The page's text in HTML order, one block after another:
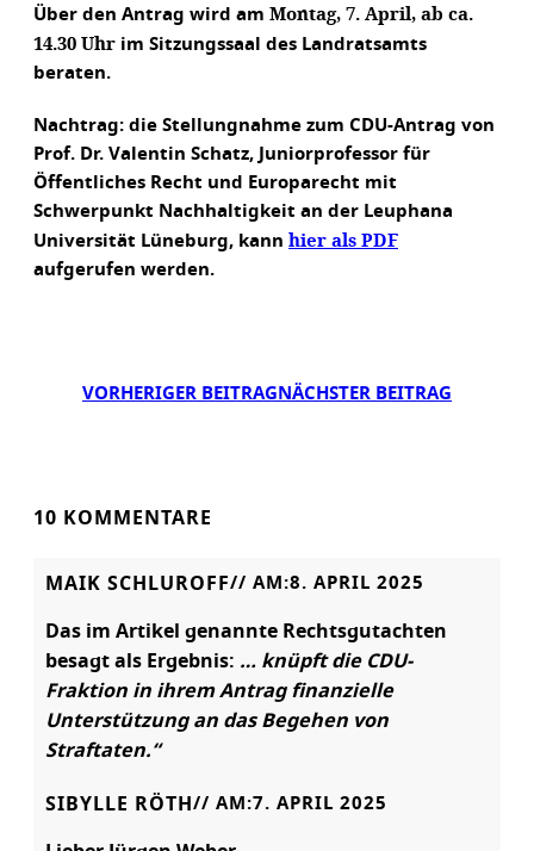
Über den Antrag wird am Montag, 7. April, ab ca.
14.30 Uhr im Sitzungssaal des Landratsamts
beraten.
Nachtrag: die Stellungnahme zum CDU-Antrag von
Prof. Dr. Valentin Schatz, Juniorprofessor für
Öffentliches Recht und Europarecht mit
Schwerpunkt Nachhaltigkeit an der Leuphana
Universität Lüneburg, kann hier als PDF
aufgerufen werden.
VORHERIGER BEITRAG NÄCHSTER BEITRAG
10 KOMMENTARE
MAIK SCHLUROFF// AM:8. APRIL 2025
Das im Artikel genannte Rechtsgutachten
besagt als Ergebnis: … knüpft die CDU-
Fraktion in ihrem Antrag finanzielle
Unterstützung an das Begehen von
Straftaten.“
SIBYLLE RÖTH // AM:7. APRIL 2025